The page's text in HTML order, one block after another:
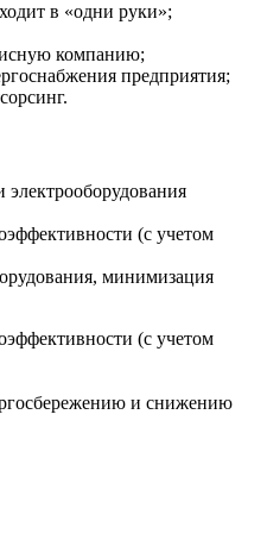
в «одни руки»;
компанию;
предприятия;
электрооборудования
(с учетом
минимизация
(с учетом
и снижению